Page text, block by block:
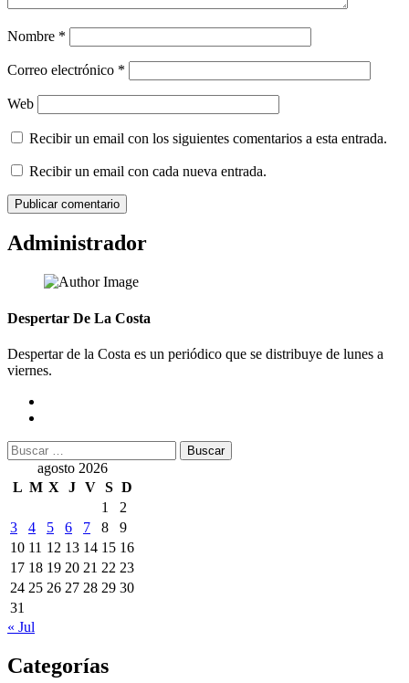
Nombre *
Correo electrónico *
Web
Recibir un email con los siguientes comentarios a esta entrada.
Recibir un email con cada nueva entrada.
Administrador
Despertar De La Costa
Despertar de la Costa es un periódico que se distribuye de lunes a
viernes.
Buscar:
agosto 2026
L M X J V S D
1
2
3
4 5 6 7 8
9
10 11 12 13 14 15 16
17 18 19 20 21 22 23
24 25 26 27 28 29 30
31
« Jul
Categorías